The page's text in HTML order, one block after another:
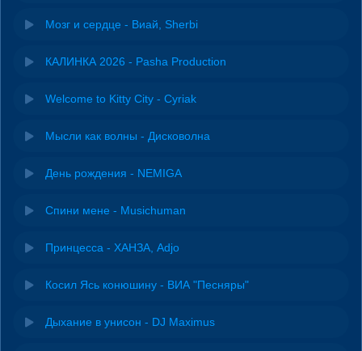
Мозг и сердце - Виай, Sherbi
КАЛИНКА 2026 - Pasha Production
Welcome to Kitty City - Cyriak
Мысли как волны - Дисковолна
День рождения - NEMIGA
Спини мене - Musichuman
Принцесса - ХАНЗА, Adjo
Косил Ясь конюшину - ВИА "Песняры"
Дыхание в унисон - DJ Maximus